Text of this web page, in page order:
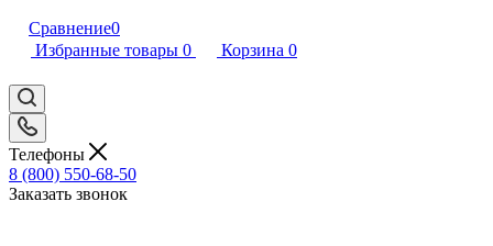
Сравнение0
Избранные товары 0 Корзина 0
Телефоны
8 (800) 550-68-50
Заказать звонок